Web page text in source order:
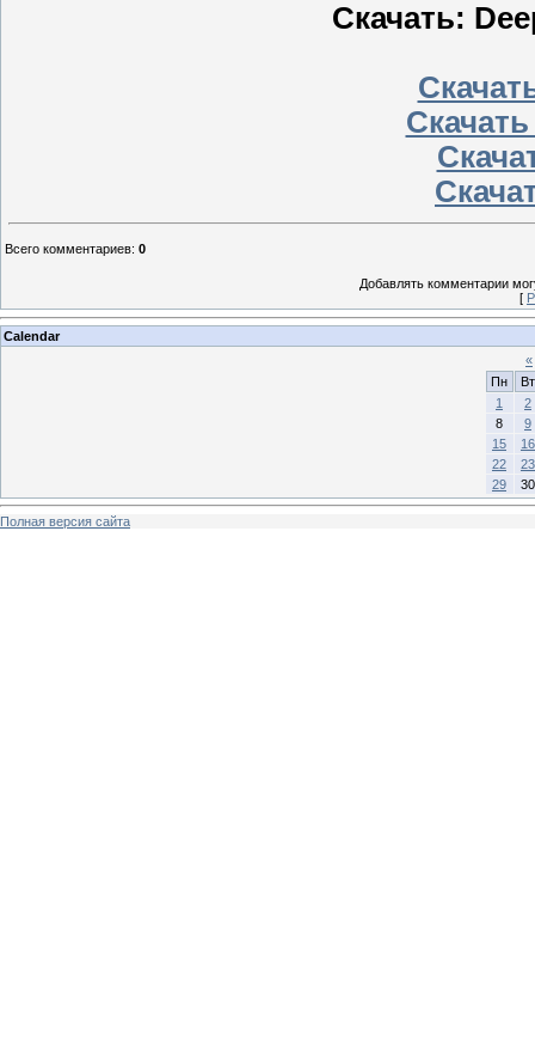
Скачать:
Всего комментариев: 0
Добавлять комментарии
[
Calendar
«
Пн
Вт
1
2
8
9
15
16
22
23
29
30
Полная версия сайта